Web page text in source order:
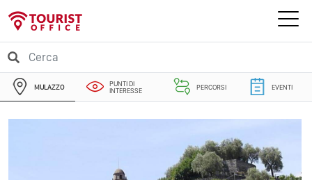
MULAZZO
PUNTI DI
INTERESSE
PERCORSI EVENTI